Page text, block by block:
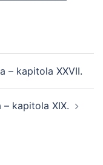
– kapitola XXVII.
kapitola XIX.